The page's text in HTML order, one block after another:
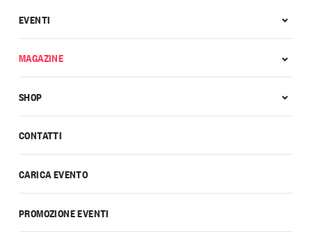
CONTATTI
CARICA EVENTO
PROMOZIONE EVENTI
EVENTI
MAGAZINE
SHOP